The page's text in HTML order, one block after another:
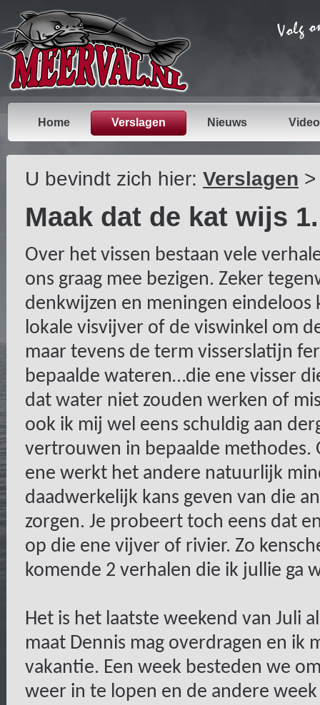
Home Verslagen Nieuws
U bevindt zich hier: Verslagen
Maak dat de kat wijs
Over het vissen bestaan vele
ons graag mee bezigen. Zeker
denkwijzen en meningen
lokale visvijver of de viswinkel om
maar tevens de term visserslatijn
bepaalde wateren…die ene visser
dat water niet zouden werken of
ook ik mij wel eens schuldig aan
vertrouwen in bepaalde methodes.
ene werkt het andere natuurlijk
daadwerkelijk kans geven van die
zorgen. Je probeert toch eens dat
op die ene vijver of rivier. Zo
komende 2 verhalen die ik jullie ga
Het is het laatste weekend van Juli
maat Dennis mag overdragen en ik
vakantie. Een week besteden we
weer in te lopen en de andere